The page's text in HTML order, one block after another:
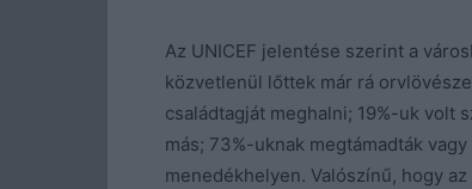
Az UNICEF jelentése szerint a
közvetlenül lőttek már rá
családtagját meghalni; 19%-uk volt
más; 73%-uknak megtámadták
menedékhelyen. Valószínű, hogy